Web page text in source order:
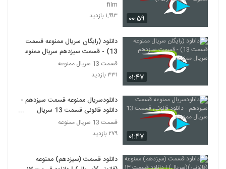
۰۰:۵۹
(HD)
film
۱,۹۹۳ بازدید
۰۱:۴۷
دانلود (رایگان سریال ممنوعه قسمت
13) - قسمت سیزدهم سریال ممنوعه
قسمت 13 سریال ممنوعه
۳۳۱ بازدید
۰۱:۴۷
دانلودسریال ممنوعه قسمت سیزدهم -
دانلود قانونی قسمت 13 سریال
ممنوعه
قسمت 13 سریال ممنوعه
۲۷۹ بازدید
دانلود قسمت (سیزدهم) ممنوعه